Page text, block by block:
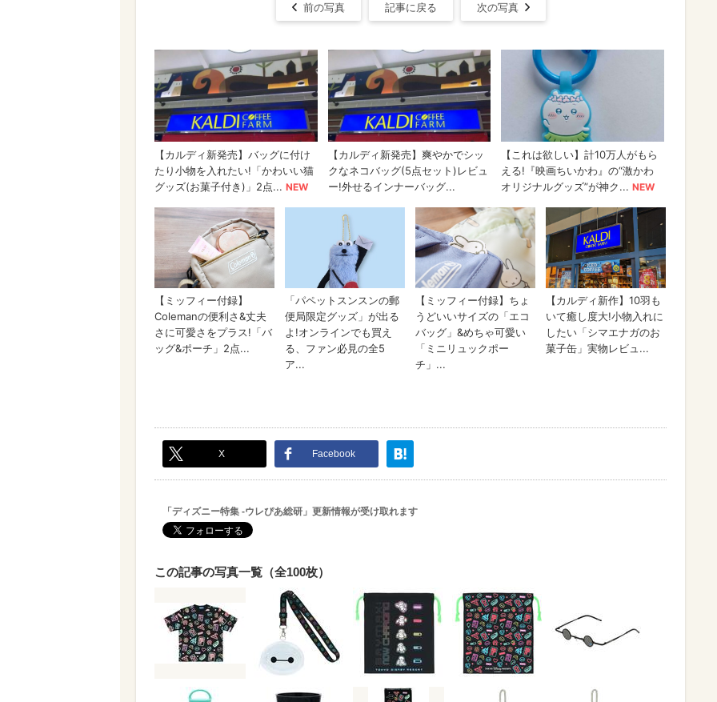
前の写真 記事に戻る 次の写真
X Facebook
「ディズニー特集 -ウレぴあ総研」更新情報が受け取れます
この記事の写真一覧（全100枚）